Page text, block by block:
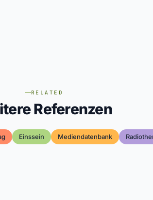
RELATED
Referenzen
Einssein Mediendatenbank